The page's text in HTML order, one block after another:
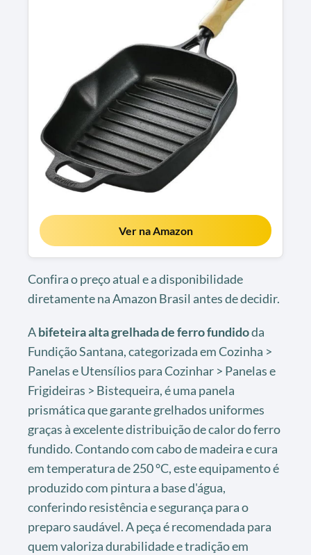
Ver na Amazon
Confira o preço atual e a disponibilidade
diretamente na Amazon Brasil antes de decidir.
Abifeteira alta grelhada de ferro fundidoda
Fundição Santana, categorizada em Cozinha >
Panelas e Utensílios para Cozinhar > Panelas e
Frigideiras > Bistequeira, é uma panela
prismática que garante grelhados uniformes
graças à excelente distribuição de calor do ferro
fundido. Contando com cabo de madeira e cura
em temperatura de 250 °C, este equipamento é
produzido com pintura a base d'água,
conferindo resistência e segurança para o
preparo saudável. A peça é recomendada para
quem valoriza durabilidade e tradição em